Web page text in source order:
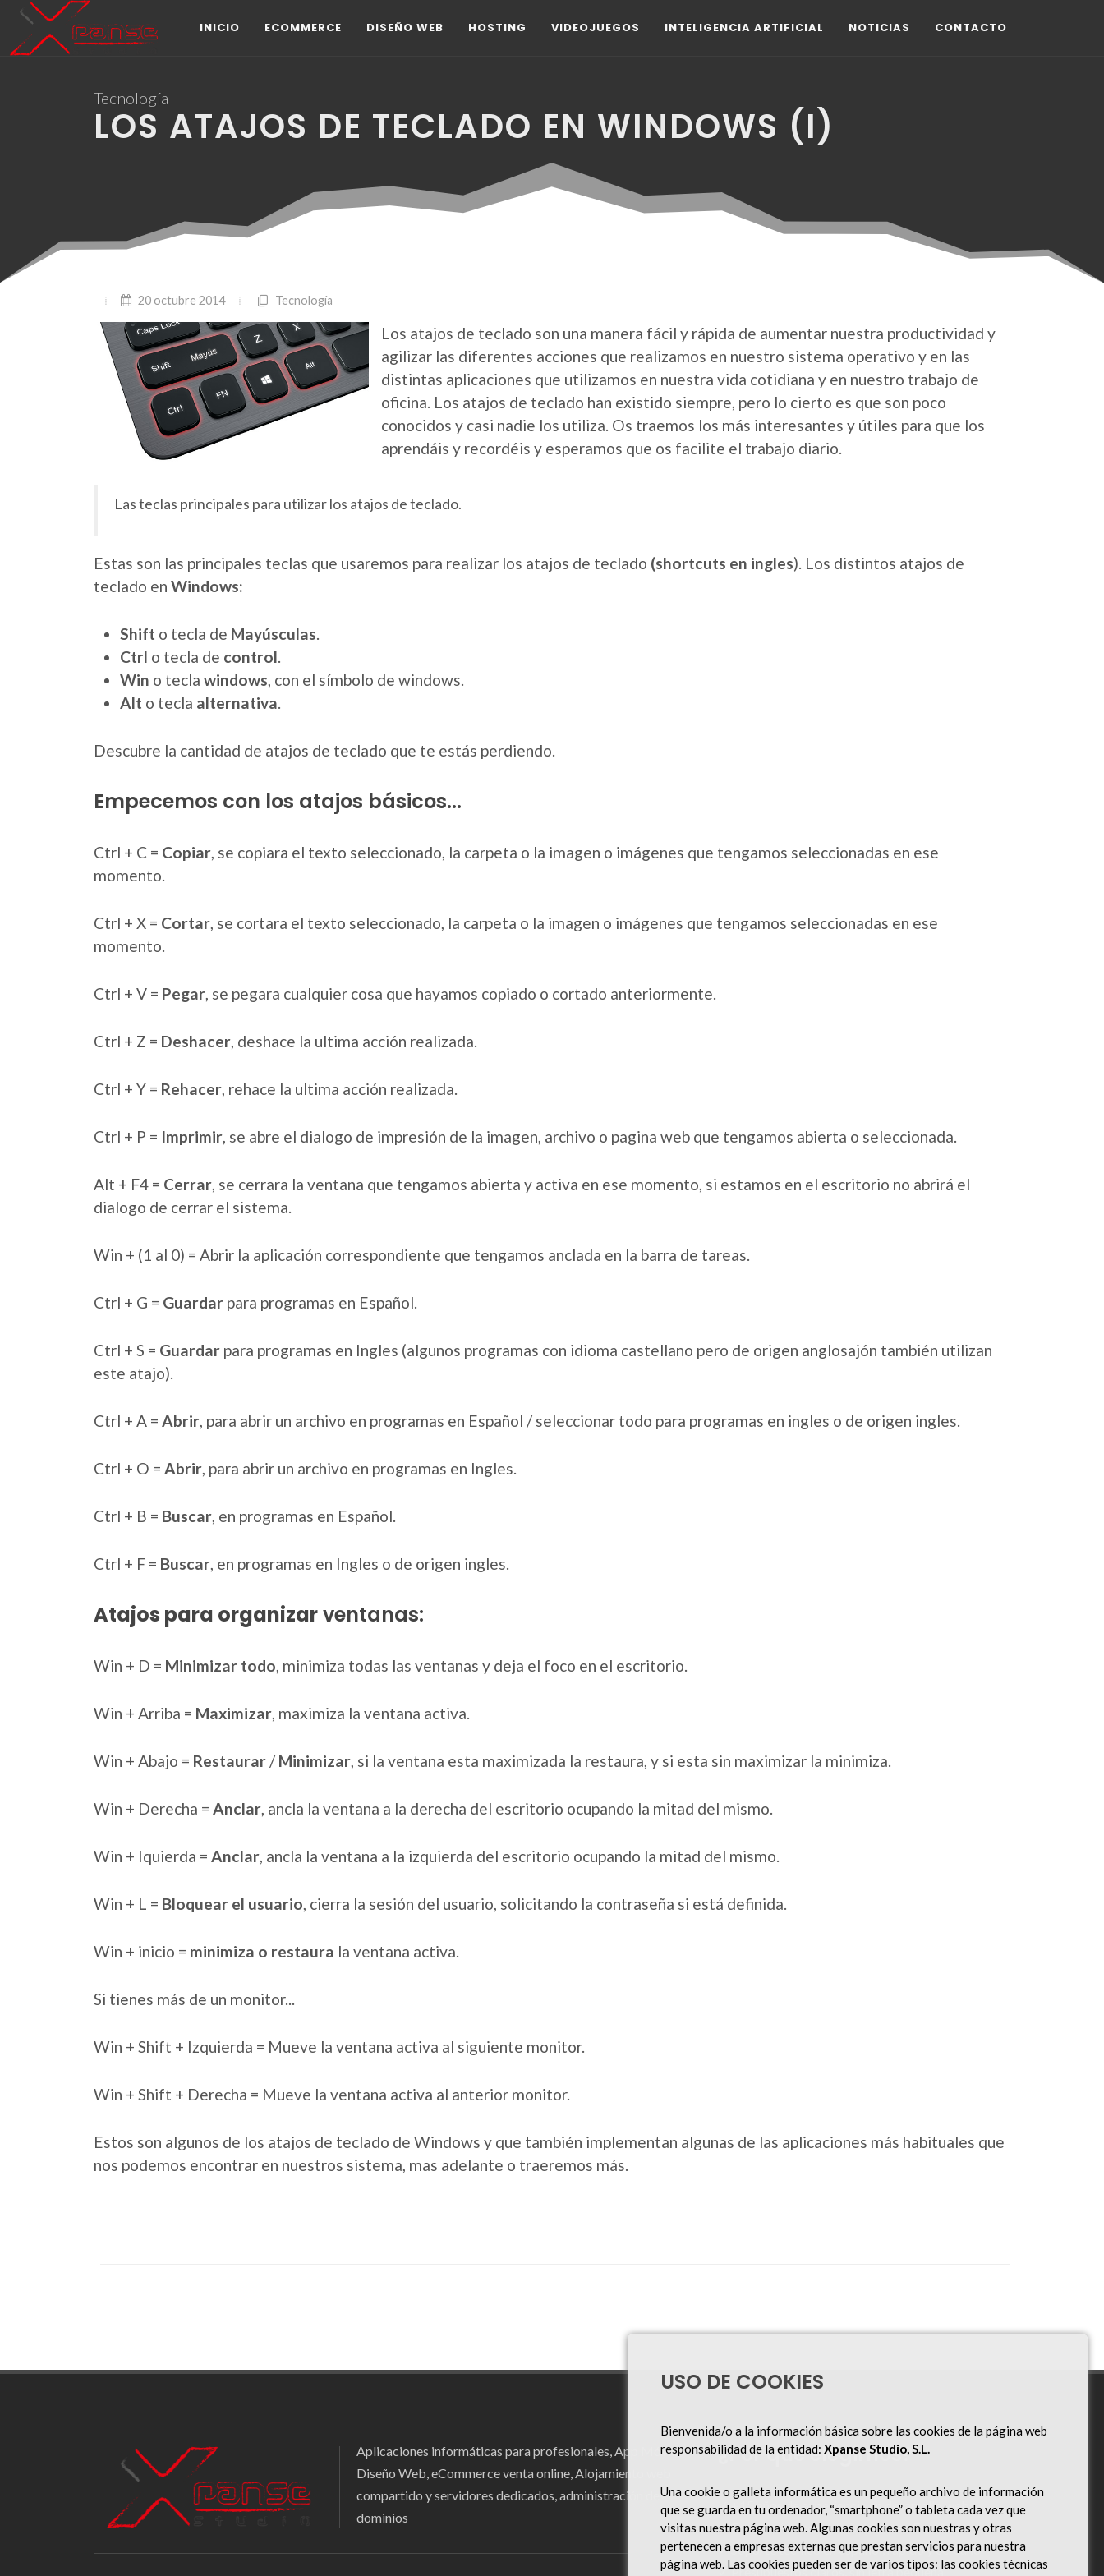
INICIO ECOMMERCE DISEÑO WEB HOSTING VIDEOJUEGOS INTELIGENCIA ARTIFICIAL NOTICIAS CONTACTO
Tecnología
LOS ATAJOS DE TECLADO EN WINDOWS (I)
20 octubre 2014 Tecnología
Los atajos de teclado son una manera fácil y rápida de aumentar nuestra productividad y
agilizar las diferentes acciones que realizamos en nuestro sistema operativo y en las
distintas aplicaciones que utilizamos en nuestra vida cotidiana y en nuestro trabajo de
oficina. Los atajos de teclado han existido siempre, pero lo cierto es que son poco
conocidos y casi nadie los utiliza. Os traemos los más interesantes y útiles para que los
aprendáis y recordéis y esperamos que os facilite el trabajo diario.
Las teclas principales para utilizar los atajos de teclado.
Estas son las principales teclas que usaremos para realizar los atajos de teclado (shortcuts en ingles). Los distintos atajos de
teclado en Windows:
Shift o tecla de Mayúsculas.
Ctrl o tecla de control.
Win o tecla windows, con el símbolo de windows.
Alt o tecla alternativa.
Descubre la cantidad de atajos de teclado que te estás perdiendo.
Empecemos con los atajos básicos...
Ctrl + C = Copiar, se copiara el texto seleccionado, la carpeta o la imagen o imágenes que tengamos seleccionadas en ese
momento.
Ctrl + X = Cortar, se cortara el texto seleccionado, la carpeta o la imagen o imágenes que tengamos seleccionadas en ese
momento.
Ctrl + V = Pegar, se pegara cualquier cosa que hayamos copiado o cortado anteriormente.
Ctrl + Z = Deshacer, deshace la ultima acción realizada.
Ctrl + Y = Rehacer, rehace la ultima acción realizada.
Ctrl + P = Imprimir, se abre el dialogo de impresión de la imagen, archivo o pagina web que tengamos abierta o seleccionada.
Alt + F4 = Cerrar, se cerrara la ventana que tengamos abierta y activa en ese momento, si estamos en el escritorio no abrirá el
dialogo de cerrar el sistema.
Win + (1 al 0) = Abrir la aplicación correspondiente que tengamos anclada en la barra de tareas.
Ctrl + G = Guardar para programas en Español.
Ctrl + S = Guardar para programas en Ingles (algunos programas con idioma castellano pero de origen anglosajón también utilizan
este atajo).
Ctrl + A = Abrir, para abrir un archivo en programas en Español / seleccionar todo para programas en ingles o de origen ingles.
Ctrl + O = Abrir, para abrir un archivo en programas en Ingles.
Ctrl + B = Buscar, en programas en Español.
Ctrl + F = Buscar, en programas en Ingles o de origen ingles.
Atajos para organizarventanas:
Win + D = Minimizar todo, minimiza todas las ventanas y deja el foco en el escritorio.
Win + Arriba = Maximizar, maximiza la ventana activa.
Win + Abajo = Restaurar / Minimizar, si la ventana esta maximizada la restaura, y si esta sin maximizar la minimiza.
Win + Derecha = Anclar, ancla la ventana a la derecha del escritorio ocupando la mitad del mismo.
Win + Iquierda = Anclar, ancla la ventana a la izquierda del escritorio ocupando la mitad del mismo.
Win + L = Bloquear el usuario, cierra la sesión del usuario, solicitando la contraseña si está definida.
Win + inicio = minimiza o restaura la ventana activa.
Si tienes más de un monitor...
Win + Shift + Izquierda = Mueve la ventana activa al siguiente monitor.
Win + Shift + Derecha = Mueve la ventana activa al anterior monitor.
Estos son algunos de los atajos de teclado de Windows y que también implementan algunas de las aplicaciones más habituales que
nos podemos encontrar en nuestros sistema, mas adelante o traeremos más.
Aplicaciones informáticas para profesionales, App Móvil,
Diseño Web, eCommerce venta online, Alojamiento web
compartido y servidores dedicados, administración de
dominios
¿Por qué elegirnos?
✓ +15 años de experiencia en desarrollo web
✓ Equipo técnico especializado en España
✓ Soporte técnico en español, rápido y cercano
✓ Presupuestos claros, sin letra pequeña
USO DE COOKIES
Bienvenida/o a la información básica sobre las cookies de la página web
responsabilidad de la entidad: Xpanse Studio, S.L.
Una cookie o galleta informática es un pequeño archivo de información
que se guarda en tu ordenador, “smartphone” o tableta cada vez que
visitas nuestra página web. Algunas cookies son nuestras y otras
pertenecen a empresas externas que prestan servicios para nuestra
página web. Las cookies pueden ser de varios tipos: las cookies técnicas